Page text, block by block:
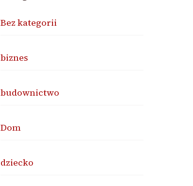
Bez kategorii
biznes
budownictwo
Dom
dziecko